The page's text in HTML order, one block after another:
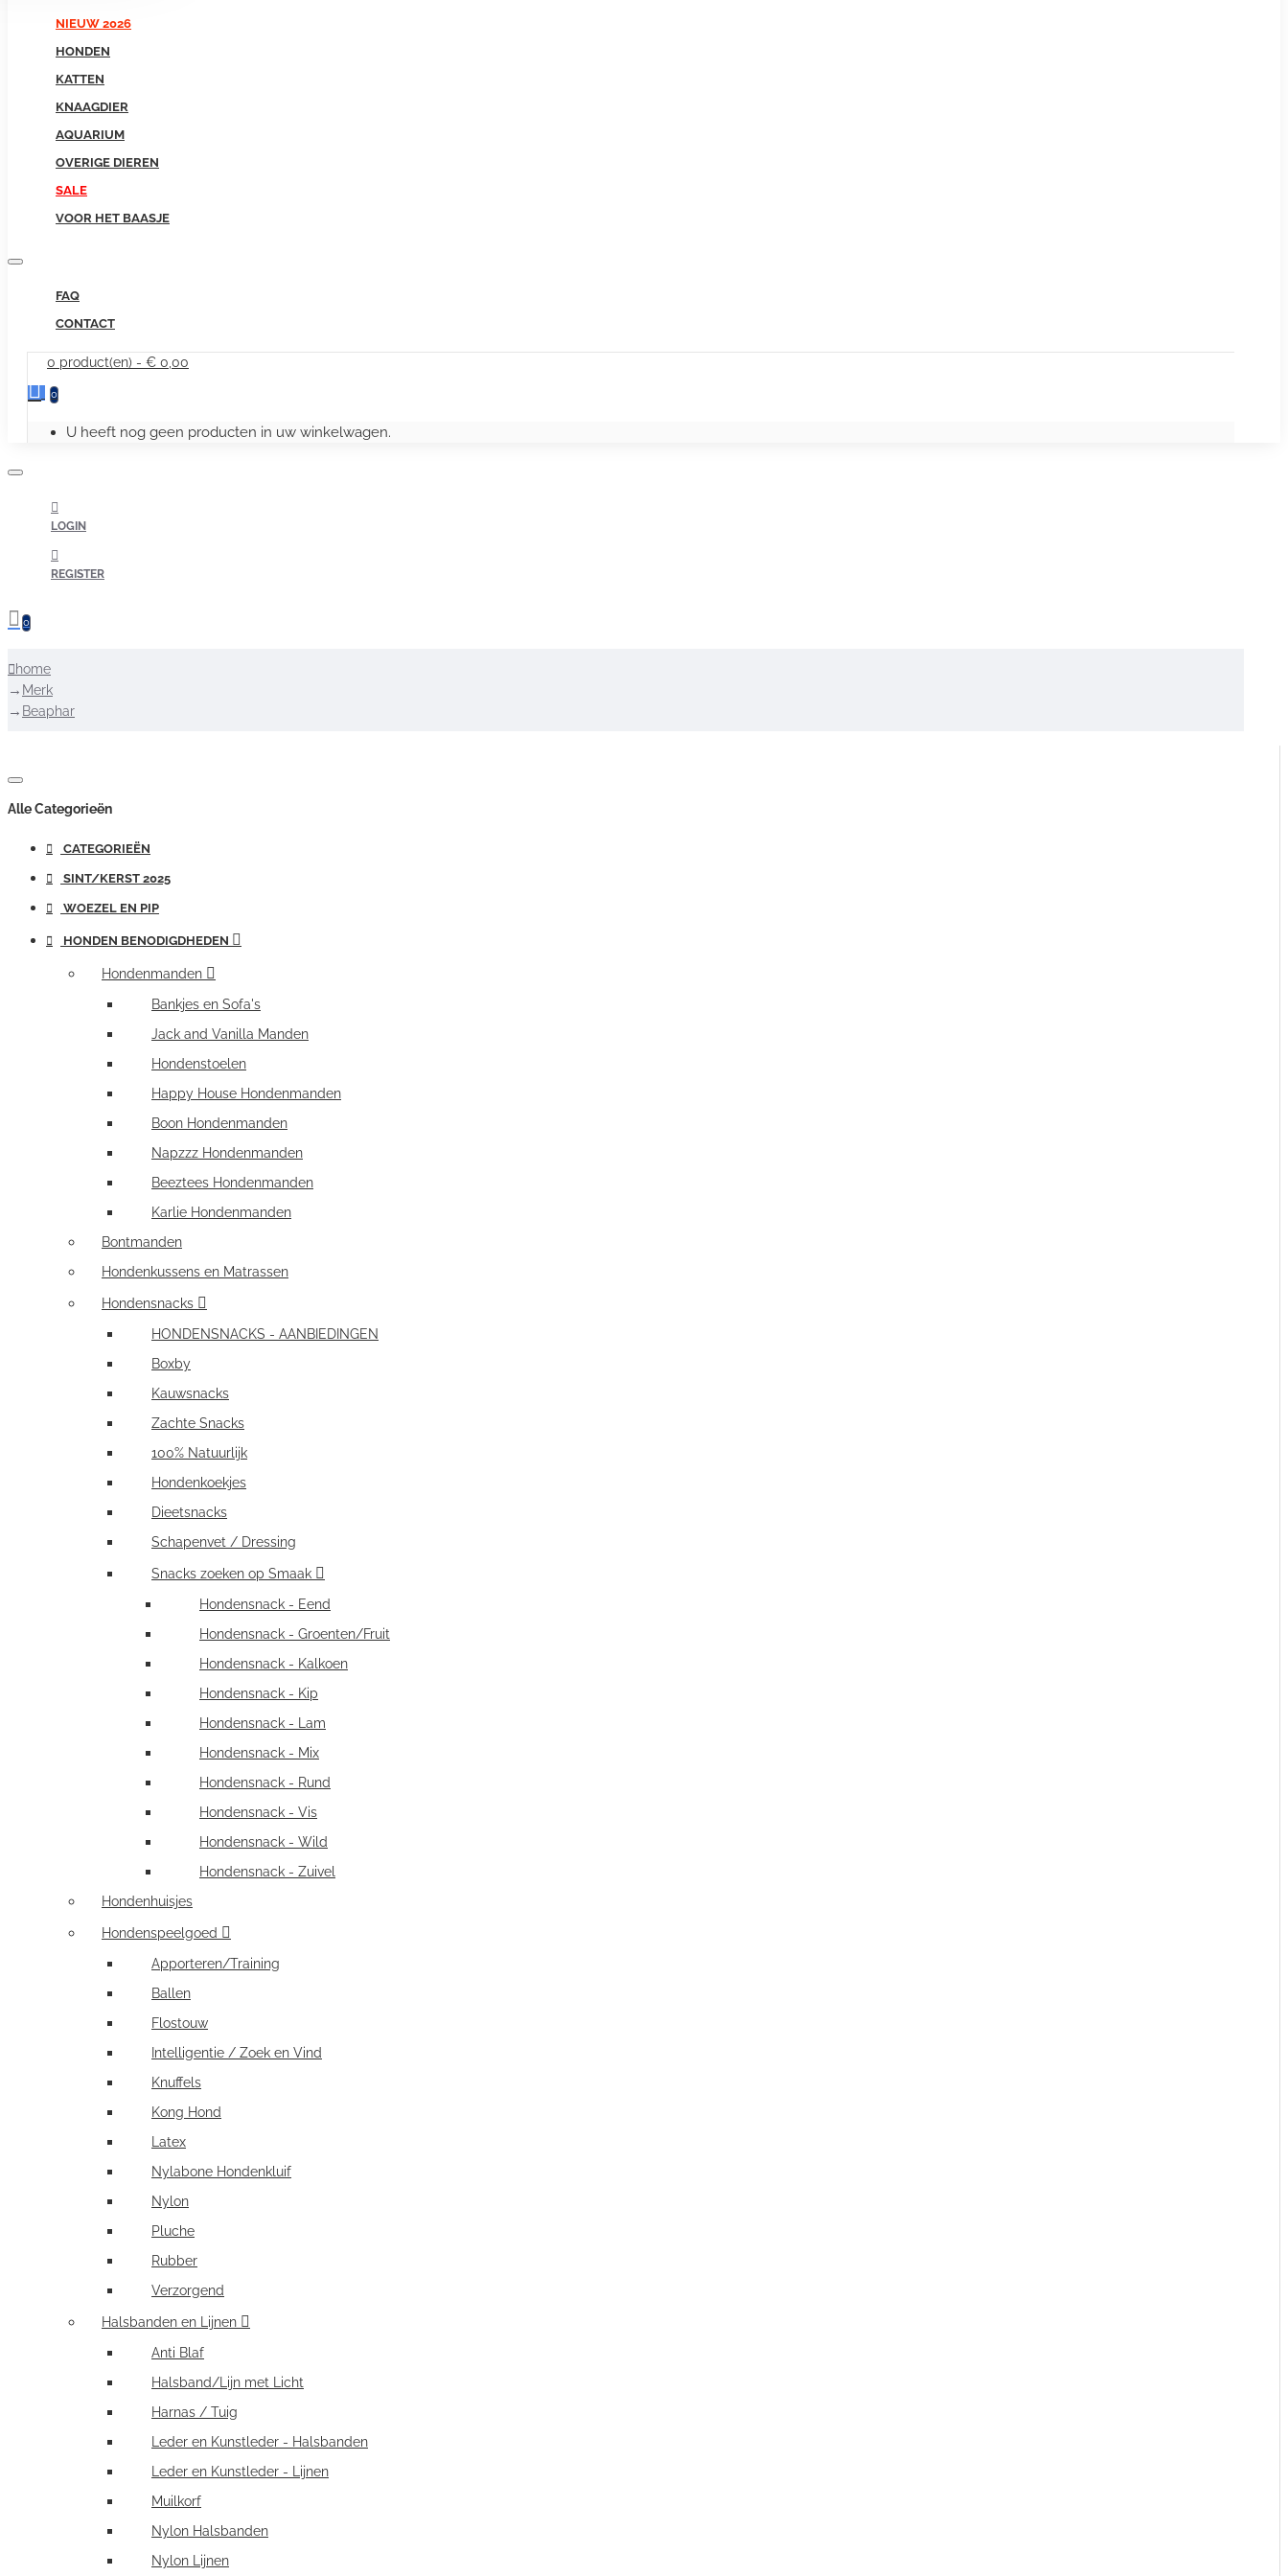
NIEUW 2026
HONDEN
KATTEN
KNAAGDIER
AQUARIUM
OVERIGE DIEREN
SALE
VOOR HET BAASJE
FAQ
CONTACT
0 product(en) - € 0,00
0
U heeft nog geen producten in uw winkelwagen.
LOGIN
REGISTER
0
home
Merk
Beaphar
Alle Categorieën
CATEGORIEËN
SINT/KERST 2025
WOEZEL EN PIP
HONDEN BENODIGDHEDEN
Hondenmanden
Bankjes en Sofa's
Jack and Vanilla Manden
Hondenstoelen
Happy House Hondenmanden
Boon Hondenmanden
Napzzz Hondenmanden
Beeztees Hondenmanden
Karlie Hondenmanden
Bontmanden
Hondenkussens en Matrassen
Hondensnacks
HONDENSNACKS - AANBIEDINGEN
Boxby
Kauwsnacks
Zachte Snacks
100% Natuurlijk
Hondenkoekjes
Dieetsnacks
Schapenvet / Dressing
Snacks zoeken op Smaak
Hondensnack - Eend
Hondensnack - Groenten/Fruit
Hondensnack - Kalkoen
Hondensnack - Kip
Hondensnack - Lam
Hondensnack - Mix
Hondensnack - Rund
Hondensnack - Vis
Hondensnack - Wild
Hondensnack - Zuivel
Hondenhuisjes
Hondenspeelgoed
Apporteren/Training
Ballen
Flostouw
Intelligentie / Zoek en Vind
Knuffels
Kong Hond
Latex
Nylabone Hondenkluif
Nylon
Pluche
Rubber
Verzorgend
Halsbanden en Lijnen
Anti Blaf
Halsband/Lijn met Licht
Harnas / Tuig
Leder en Kunstleder - Halsbanden
Leder en Kunstleder - Lijnen
Muilkorf
Nylon Halsbanden
Nylon Lijnen